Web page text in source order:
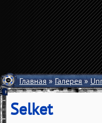
Главная»Галерея»
Selket